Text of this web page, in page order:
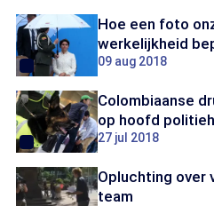
Hoe een foto
werkelijkheid
09 aug 2018
Colombiaanse
op hoofd
27 jul 2018
Opluchting over
team